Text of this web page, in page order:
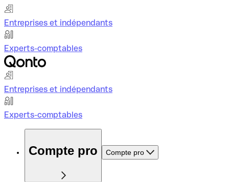
Entreprises et indépendants
Experts-comptables
Entreprises et indépendants
Experts-comptables
Compte pro Compte pro